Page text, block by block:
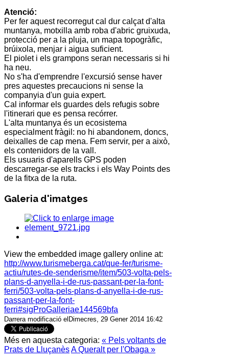
Atenció:
Per fer aquest recorregut cal dur calçat d'alta
muntanya, motxilla amb roba d'abric gruixuda,
protecció per a la pluja, un mapa topogràfic,
brúixola, menjar i aigua suficient.
El piolet i els grampons seran necessaris si hi
ha neu.
No s'ha d'emprendre l'excursió sense haver
pres aquestes precaucions ni sense la
companyia d'un guia expert.
Cal informar els guardes dels refugis sobre
l'itinerari que es pensa recórrer.
L'alta muntanya és un ecosistema
especialment fràgil: no hi abandonem, doncs,
deixalles de cap mena. Fem servir, per a això,
els contenidors de la vall.
Els usuaris d'aparells GPS poden
descarregar-se els tracks i els Way Points des
de la fitxa de la ruta.
Galeria d'imatges
View the embedded image gallery online at:
http://www.turismeberga.cat/que-fer/turisme-
actiu/rutes-de-senderisme/item/503-volta-pels-
plans-d-anyella-i-de-rus-passant-per-la-font-
ferri/503-volta-pels-plans-d-anyella-i-de-rus-
passant-per-la-font-
ferri#sigProGalleriae144569bfa
Darrera modificació elDimecres, 29 Gener 2014 16:42
Més en aquesta categoria: « Pels voltants de
Prats de LluçanèsA Queralt per l'Obaga »